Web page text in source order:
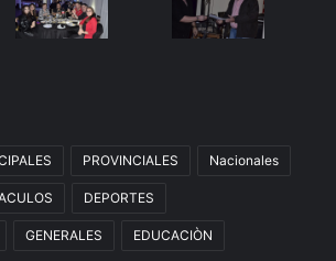
PROVINCIALES Nacionales
DEPORTES
GENERALES EDUCACIÒN